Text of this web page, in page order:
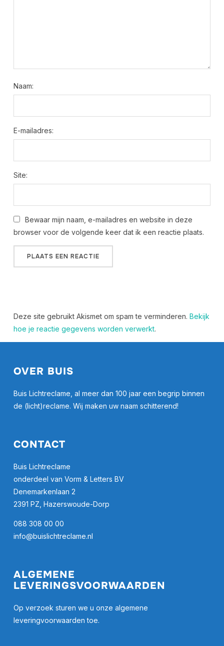
Naam:
E-mailadres:
Site:
Bewaar mijn naam, e-mailadres en website in deze
browser voor de volgende keer dat ik een reactie plaats.
Deze site gebruikt Akismet om spam te verminderen. Bekijk
hoe je reactie gegevens worden verwerkt.
OVER BUIS
Buis Lichtreclame, al meer dan 100 jaar een begrip binnen
de (licht)reclame. Wij maken uw naam schitterend!
CONTACT
Buis Lichtreclame
onderdeel van Vorm & Letters BV
Denemarkenlaan 2
2391 PZ, Hazerswoude-Dorp
088 308 00 00
info@buislichtreclame.nl
ALGEMENE
LEVERINGSVOORWAARDEN
Op verzoek sturen we u onze algemene
leveringvoorwaarden toe.